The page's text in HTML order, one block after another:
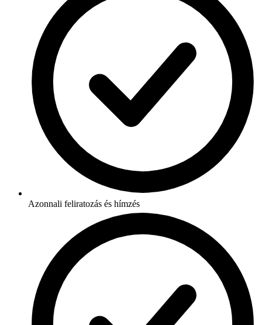
Azonnali feliratozás és hímzés